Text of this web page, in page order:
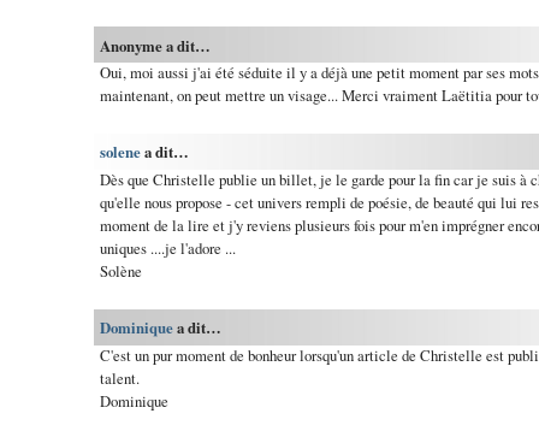
Anonyme a dit…
Oui, moi aussi j'ai été séduite il y a déjà une petit moment par ses
maintenant, on peut mettre un visage... Merci vraiment Laëtitia pour
solenea dit…
Dès que Christelle publie un billet, je le garde pour la fin car je suis à
qu'elle nous propose - cet univers rempli de poésie, de beauté qui lui
moment de la lire et j'y reviens plusieurs fois pour m'en imprégner
uniques ....je l'adore ...
Solène
Dominiquea dit…
C'est un pur moment de bonheur lorsqu'un article de Christelle est
talent.
Dominique